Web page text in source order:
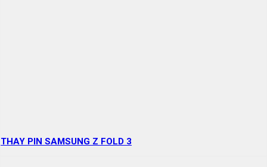
THAY PIN SAMSUNG Z FOLD 3